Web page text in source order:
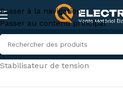
Passer à la navigation
Passer au contenu principal
Accueil/Onduleurs et
Stabilisateur de tension